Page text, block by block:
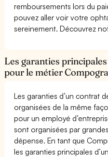
remboursements lors du
pouvez aller voir votre
sereinement. Découvrez
Les garanties
pour le métier
Les garanties d’un contrat
organisées de la même
pour un employé
sont organisées par
dépense. En tant que
les garanties principales